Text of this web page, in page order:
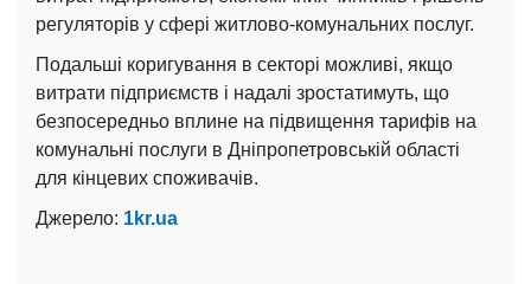
регуляторів у сфері житлово-комунальних послуг.
Подальші коригування в секторі можливі, якщо
витрати підприємств і надалі зростатимуть, що
безпосередньо вплине на підвищення тарифів на
комунальні послуги в Дніпропетровській області
для кінцевих споживачів.
Джерело: 1kr.ua